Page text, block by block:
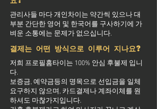
관리사들 마다 개인차이는 약간씩 있으나 대
부분 간단한 영어 및 한국어를 구사하기에 가
벼운 소통에는 문제가 없으십니다.
결제는 어떤 방식으로 이루어 지나요?
저희 프로필홈타이는 100% 안심 후불제 입니
다.
보증금, 예약금등의 명목으로 선입금을 일체
요구하지 않으며, 카드결제나 계좌이체를 원
하셔도 마찮가지입니다.